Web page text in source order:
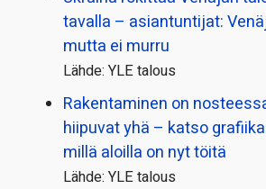
tavalla – asiantuntijat:
mutta ei murru
Lähde: YLE talous
Rakentaminen on
hiipuvat yhä – katso
millä aloilla on nyt töitä
Lähde: YLE talous